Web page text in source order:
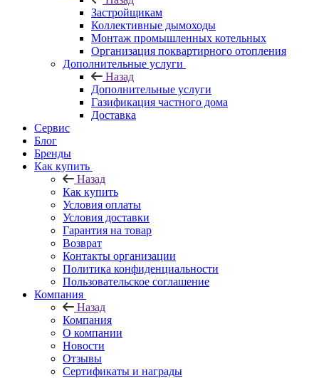
Застройщикам
Коллективные дымоходы
Монтаж промышленных котельных
Организация поквартирного отопления
Дополнительные услуги
Назад
Дополнительные услуги
Газификация частного дома
Доставка
Сервис
Блог
Бренды
Как купить
Назад
Как купить
Условия оплаты
Условия доставки
Гарантия на товар
Возврат
Контакты организации
Политика конфиденциальности
Пользовательское соглашение
Компания
Назад
Компания
О компании
Новости
Отзывы
Сертификаты и награды